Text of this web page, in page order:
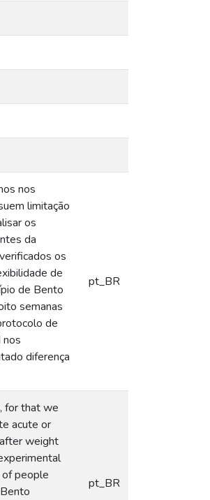
nos
limitação
os
da
os
de
de Bento
semanas
de
diferença
pt_BR
for that we
acute or
weight
people
pt_BR